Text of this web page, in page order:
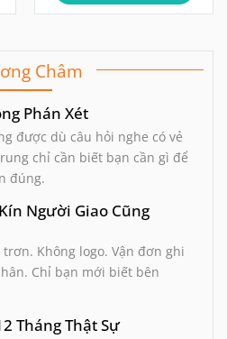
Châm
Phán Xét
được dù câu hỏi nghe có vẻ
chỉ cần biết bạn cần gì để
đúng.
Người Giao Cũng
Không logo. Vận đơn ghi
Chỉ bạn mới biết bên
Tháng Thật Sự